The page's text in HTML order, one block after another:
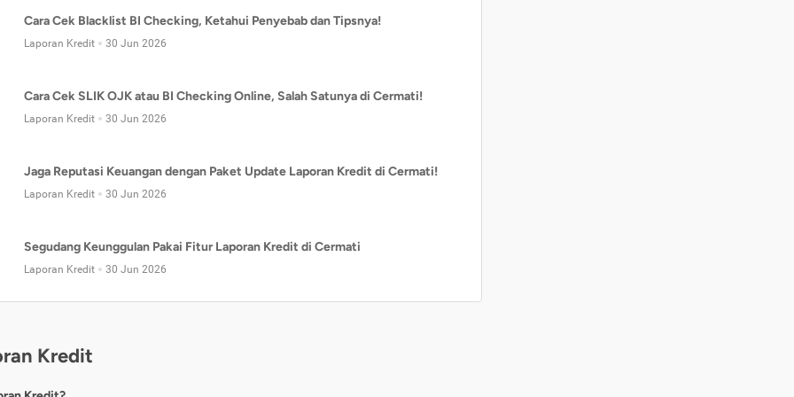
Cara Cek Blacklist BI Checking, Ketahui Penyebab dan Tipsnya!
Laporan Kredit 30 Jun 2026
Cara Cek SLIK OJK atau BI Checking Online, Salah Satunya di Cermati!
Laporan Kredit 30 Jun 2026
Jaga Reputasi Keuangan dengan Paket Update Laporan Kredit di Cermati!
Laporan Kredit 30 Jun 2026
Segudang Keunggulan Pakai Fitur Laporan Kredit di Cermati
Laporan Kredit 30 Jun 2026
Kredit